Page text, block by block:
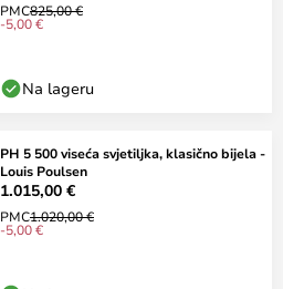
PMC825,00 €
-5,00 €
Na lageru
PH 5 500 viseća svjetiljka, klasično bijela -
Louis Poulsen
1.015,00 €
PMC1.020,00 €
-5,00 €